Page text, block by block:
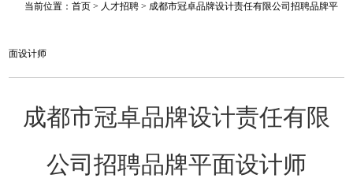
当前位置：首页 > 人才招聘 > 成都市冠卓品牌设计责任有限公司招聘品牌平
面设计师
成都市冠卓品牌设计责任有限
公司招聘品牌平面设计师